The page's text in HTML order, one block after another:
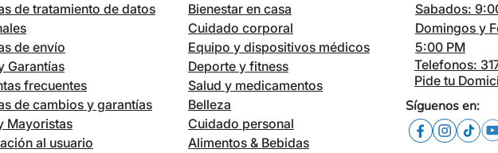
de tratamiento de datos
de envío
Garantías
frecuentes
de cambios y garantías
Mayoristas
al usuario
Bienestar en casa
Cuidado corporal
Equipo y dispositivos médicos
Deporte y fitness
Salud y medicamentos
Belleza
Cuidado personal
Alimentos & Bebidas
Sabados:
Domingos y
5:00 PM
Telefonos:
Pide tu
Síguenos en: